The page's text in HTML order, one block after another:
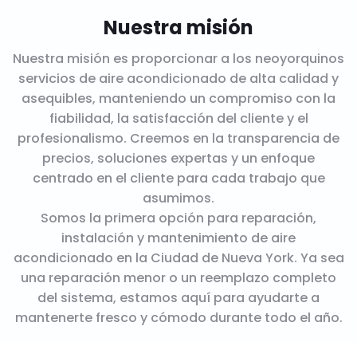
Nuestra misión
Nuestra misión es proporcionar a los neoyorquinos
servicios de aire acondicionado de alta calidad y
asequibles, manteniendo un compromiso con la
fiabilidad, la satisfacción del cliente y el
profesionalismo. Creemos en la transparencia de
precios, soluciones expertas y un enfoque
centrado en el cliente para cada trabajo que
asumimos.
Somos la primera opción para reparación,
instalación y mantenimiento de aire
acondicionado en la Ciudad de Nueva York. Ya sea
una reparación menor o un reemplazo completo
del sistema, estamos aquí para ayudarte a
mantenerte fresco y cómodo durante todo el año.